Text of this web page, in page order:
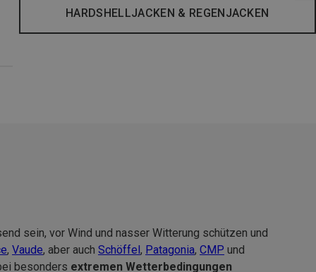
HARDSHELLJACKEN & REGENJACKEN
sein, vor Wind und nasser Witterung schützen und
, Vaude, aber auch Schöffel , Patagonia, CMP und
besonders extremen Wetterbedingungen